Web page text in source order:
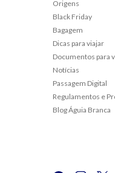
Origens
Black Friday
Bagagem
Dicas para viajar
Documentos para
Notícias
Passagem Digital
Regulamentos e
Blog Águia Branca